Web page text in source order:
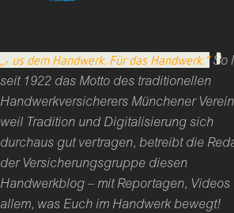
„Aus dem Handwerk. Für das Handwerk.“So
seit 1922 das Motto des traditionellen
Handwerkversicherers Münchener
weil Tradition und Digitalisierung sich
durchaus gut vertragen, betreibt die
der Versicherungsgruppe diesen
Handwerkblog – mit Reportagen, Videos
allem, was Euch im Handwerk bewegt!